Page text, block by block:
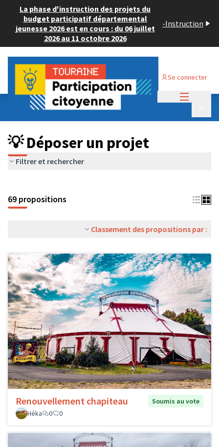
La phase d'instruction des projets du
budget participatif départemental
jeunesse 2026 est en cours : du 06 juillet
2026 au 11 octobre 2026
-Instruction
Se connecter
Budget Participatif ADULTE 2024
💡 Déposer un projet
💡 Déposer un projet
Filtrer et rechercher
69 propositions
Classement des propositions par :
Renouvellement chapiteau
Soumis au vote
Héka
0 0